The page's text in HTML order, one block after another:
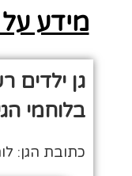
מידע על
גן ילדים
בלוחמי
כתובת הגן: